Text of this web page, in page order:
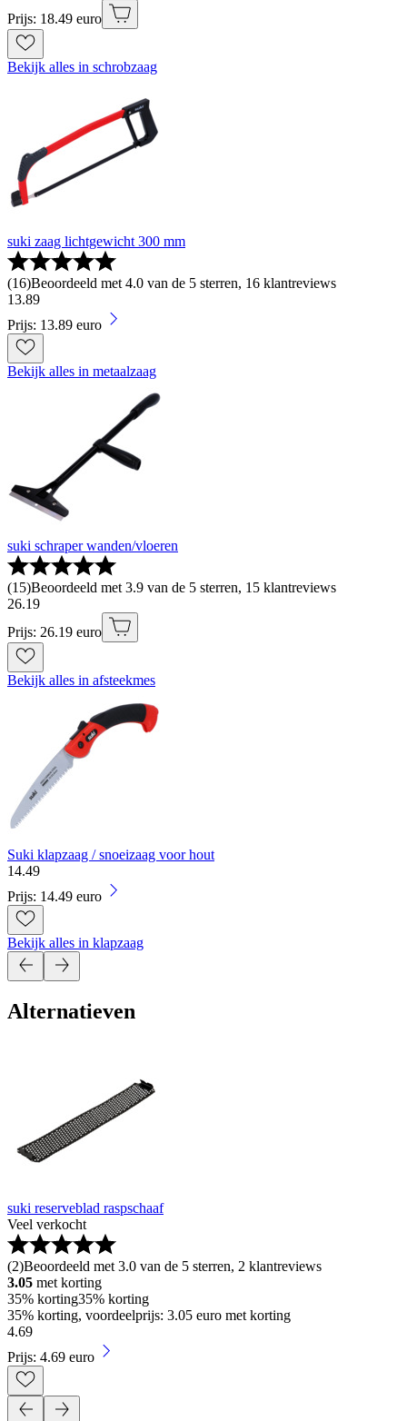
Prijs: 18.49 euro
Bekijk alles in schrobzaag
suki zaag lichtgewicht 300 mm
(16)Beoordeeld met 4.0 van de 5 sterren, 16 klantreviews
13.89
Prijs: 13.89 euro
Bekijk alles in metaalzaag
suki schraper wanden/vloeren
(15)Beoordeeld met 3.9 van de 5 sterren, 15 klantreviews
26.19
Prijs: 26.19 euro
Bekijk alles in afsteekmes
Suki klapzaag / snoeizaag voor hout
14.49
Prijs: 14.49 euro
Bekijk alles in klapzaag
Alternatieven
suki reserveblad raspschaaf
Veel verkocht
(2)Beoordeeld met 3.0 van de 5 sterren, 2 klantreviews
3.05 met korting
35% korting35% korting
35% korting, voordeelprijs: 3.05 euro met korting
4.69
Prijs: 4.69 euro